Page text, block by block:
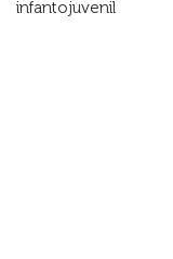
infantojuvenil